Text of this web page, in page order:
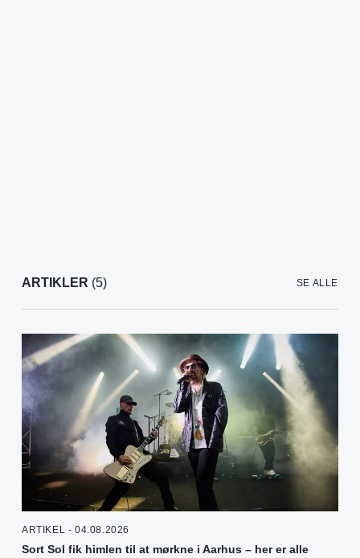
ARTIKLER (5) SE ALLE
ARTIKEL - 04.08.2026
Sort Sol fik himlen til at mørkne i Aarhus – her er alle